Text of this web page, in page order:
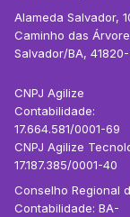
Alameda Salvador,
Caminho das
Salvador/BA,
CNPJ Agilize
Contabilidade:
17.664.581/0001-69
CNPJ Agilize
17.187.385/0001-40
Conselho Regional
Contabilidade: BA-